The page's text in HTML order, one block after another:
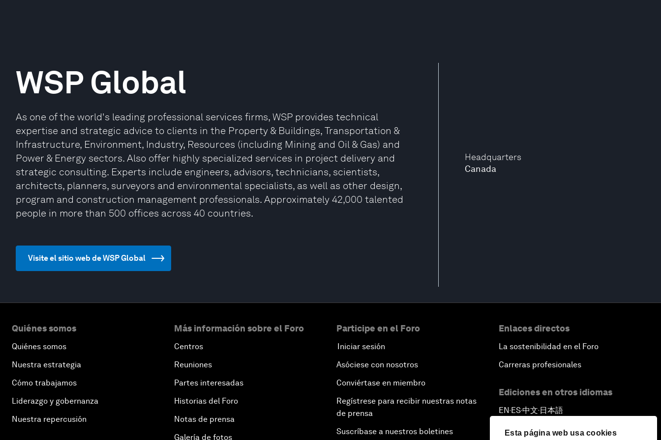
Esta página web usa cookies
Headquarters
Canada
WSP Global
As one of the world's leading professional services firms, WSP provides technical
expertise and strategic advice to clients in the Property & Buildings, Transportation &
Infrastructure, Environment, Industry, Resources (including Mining and Oil & Gas) and
Power & Energy sectors. Also offer highly specialized services in project delivery and
strategic consulting. Experts include engineers, advisors, technicians, scientists,
architects, planners, surveyors and environmental specialists, as well as other design,
program and construction management professionals. Approximately 42,000 talented
people in more than 500 offices across 40 countries.
Visite el sitio web de WSP Global
Quiénes somos
Quiénes somos
Nuestra estrategia
Cómo trabajamos
Liderazgo y gobernanza
Nuestra repercusión
Más información sobre el Foro
Centros
Reuniones
Partes interesadas
Historias del Foro
Notas de prensa
Galería de fotos
Participe en el Foro
Iniciar sesión
Asóciese con nosotros
Conviértase en miembro
Regístrese para recibir nuestras notas
de prensa
Suscríbase a nuestros boletines
Enlaces directos
La sostenibilidad en el Foro
Carreras profesionales
Ediciones en otros idiomas
EN ▪ES▪中文▪ 日本語